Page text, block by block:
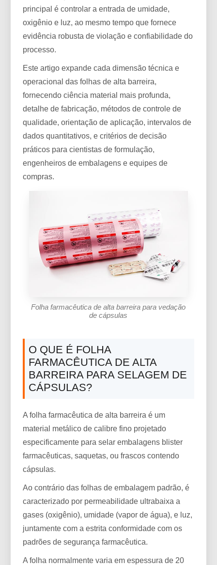
principal é controlar a entrada de umidade,
oxigênio e luz, ao mesmo tempo que fornece
evidência robusta de violação e confiabilidade do
processo.
Este artigo expande cada dimensão técnica e
operacional das folhas de alta barreira,
fornecendo ciência material mais profunda,
detalhe de fabricação, métodos de controle de
qualidade, orientação de aplicação, intervalos de
dados quantitativos, e critérios de decisão
práticos para cientistas de formulação,
engenheiros de embalagens e equipes de
compras.
Folha farmacêutica de alta barreira para vedação
de cápsulas
O QUE É FOLHA
FARMACÊUTICA DE ALTA
BARREIRA PARA SELAGEM DE
CÁPSULAS?
A folha farmacêutica de alta barreira é um
material metálico de calibre fino projetado
especificamente para selar embalagens blister
farmacêuticas, saquetas, ou frascos contendo
cápsulas.
Ao contrário das folhas de embalagem padrão, é
caracterizado por permeabilidade ultrabaixa a
gases (oxigênio), umidade (vapor de água), e luz,
juntamente com a estrita conformidade com os
padrões de segurança farmacêutica.
A folha normalmente varia em espessura de 20